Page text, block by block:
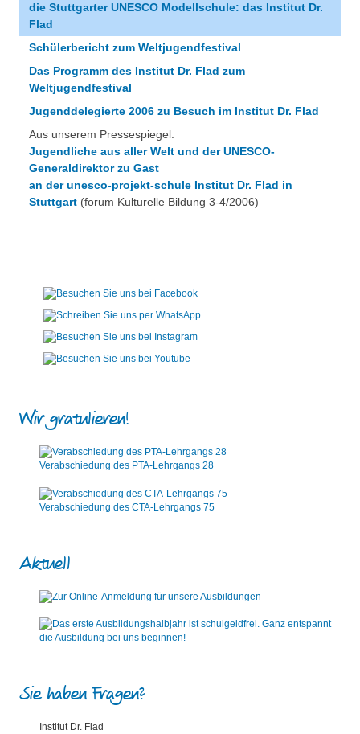
die Stuttgarter UNESCO Modellschule: das Institut Dr.
Flad
Schülerbericht zum Weltjugendfestival
Das Programm des Institut Dr. Flad zum
Weltjugendfestival
Jugenddelegierte 2006 zu Besuch im Institut Dr. Flad
Aus unserem Pressespiegel:
Jugendliche aus aller Welt und der UNESCO-
Generaldirektor zu Gast
an der unesco-projekt-schule Institut Dr. Flad in
Stuttgart (forum Kulturelle Bildung 3-4/2006)
Wir gratulieren!
Verabschiedung des PTA-Lehrgangs 28
Verabschiedung des CTA-Lehrgangs 75
Aktuell
Sie haben Fragen?
Institut Dr. Flad